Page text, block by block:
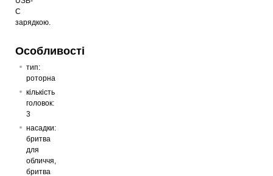
C
зарядкою.
Особливості
тип:
роторна
кількість
головок:
3
насадки:
бритва
для
обличчя,
бритва